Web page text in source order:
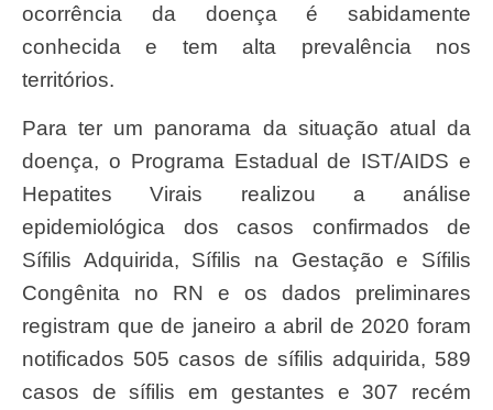
ocorrência da doença é sabidamente
conhecida e tem alta prevalência nos
territórios.
Para ter um panorama da situação atual da
doença, o Programa Estadual de IST/AIDS e
Hepatites Virais realizou a análise
epidemiológica dos casos confirmados de
Sífilis Adquirida, Sífilis na Gestação e Sífilis
Congênita no RN e os dados preliminares
registram que de janeiro a abril de 2020 foram
notificados 505 casos de sífilis adquirida, 589
casos de sífilis em gestantes e 307 recém